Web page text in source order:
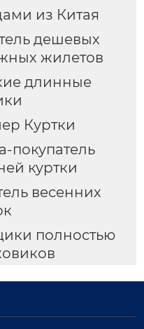
из Китая
дешевых
жилетов
длинные
Куртки
покупатель
куртки
весенних
полностью